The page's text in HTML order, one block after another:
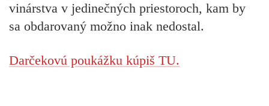
vinárstva v jedinečných priestoroch, kam by
sa obdarovaný možno inak nedostal.
Darčekovú poukážku kúpiš TU.